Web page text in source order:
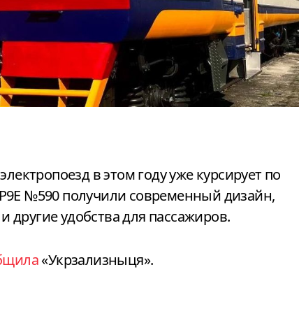
№590 получили современный дизайн,
удобства для пассажиров.
«Укрзализныця».